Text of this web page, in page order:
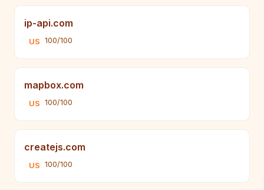
ip-api.com
US 100/100
mapbox.com
US 100/100
createjs.com
US 100/100